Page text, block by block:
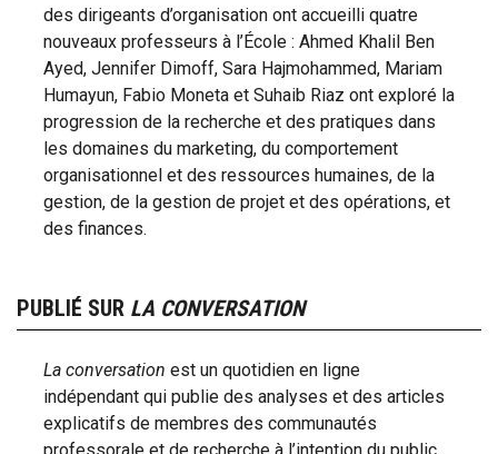
des dirigeants d’organisation ont accueilli quatre
nouveaux professeurs à l’École : Ahmed Khalil Ben
Ayed, Jennifer Dimoff, Sara Hajmohammed, Mariam
Humayun, Fabio Moneta et Suhaib Riaz ont exploré la
progression de la recherche et des pratiques dans
les domaines du marketing, du comportement
organisationnel et des ressources humaines, de la
gestion, de la gestion de projet et des opérations, et
des finances.
PUBLIÉ SUR LA CONVERSATION
La conversation est un quotidien en ligne
indépendant qui publie des analyses et des articles
explicatifs de membres des communautés
professorale et de recherche à l’intention du public.